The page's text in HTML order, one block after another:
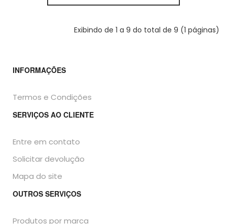
Exibindo de 1 a 9 do total de 9 (1 páginas)
INFORMAÇÕES
Termos e Condições
SERVIÇOS AO CLIENTE
Entre em contato
Solicitar devolução
Mapa do site
OUTROS SERVIÇOS
Produtos por marca